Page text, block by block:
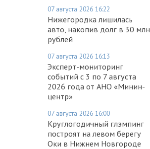
07 августа 2026 16:22
Нижегородка лишилась
авто, накопив долг в 30 млн
рублей
07 августа 2026 16:13
Эксперт-мониторинг
событий с 3 по 7 августа
2026 года от АНО «Минин-
центр»
07 августа 2026 16:00
Круглогодичный глэмпинг
построят на левом берегу
Оки в Нижнем Новгороде